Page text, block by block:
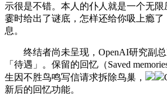
示很是不错。本人的仆人就是一个无
霎时给出了谜底，怎样还给你吸上瘾
息。
终结者尚未呈现，OpenAI研究副总
「待遇」。保留的回忆（Saved
生因不胜鸟鸣写信请求拆除鸟巢，
新后的回忆功能。